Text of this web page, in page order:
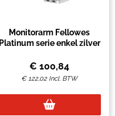
Monitorarm Fellowes
Platinum serie enkel zilver
€ 100,84
€122,02 Incl. BTW